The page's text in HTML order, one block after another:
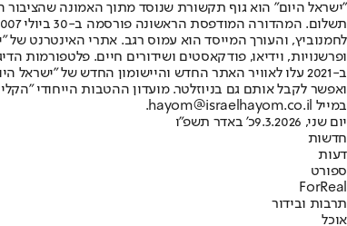
"ישראל היום" הוא גוף תקשורת שנוסד מתוך האמונה שהציבור
ופרשנויות, וידיאו, פודקאסטים ושידורים חיים. פלטפורמות
ב-2021 עלו לאוויר האתר החדש והיישומון החדש של
ואפשר לקבל אותם גם בניוזלטר. מועדון ההטבות הייחודי
במייל hayom@israelhayom.co.il.
יום שני, 9.3.2026
כ' באדר תשפ"ו
חדשות
דעות
ספורט
ForReal
תרבות ובידור
אוכל